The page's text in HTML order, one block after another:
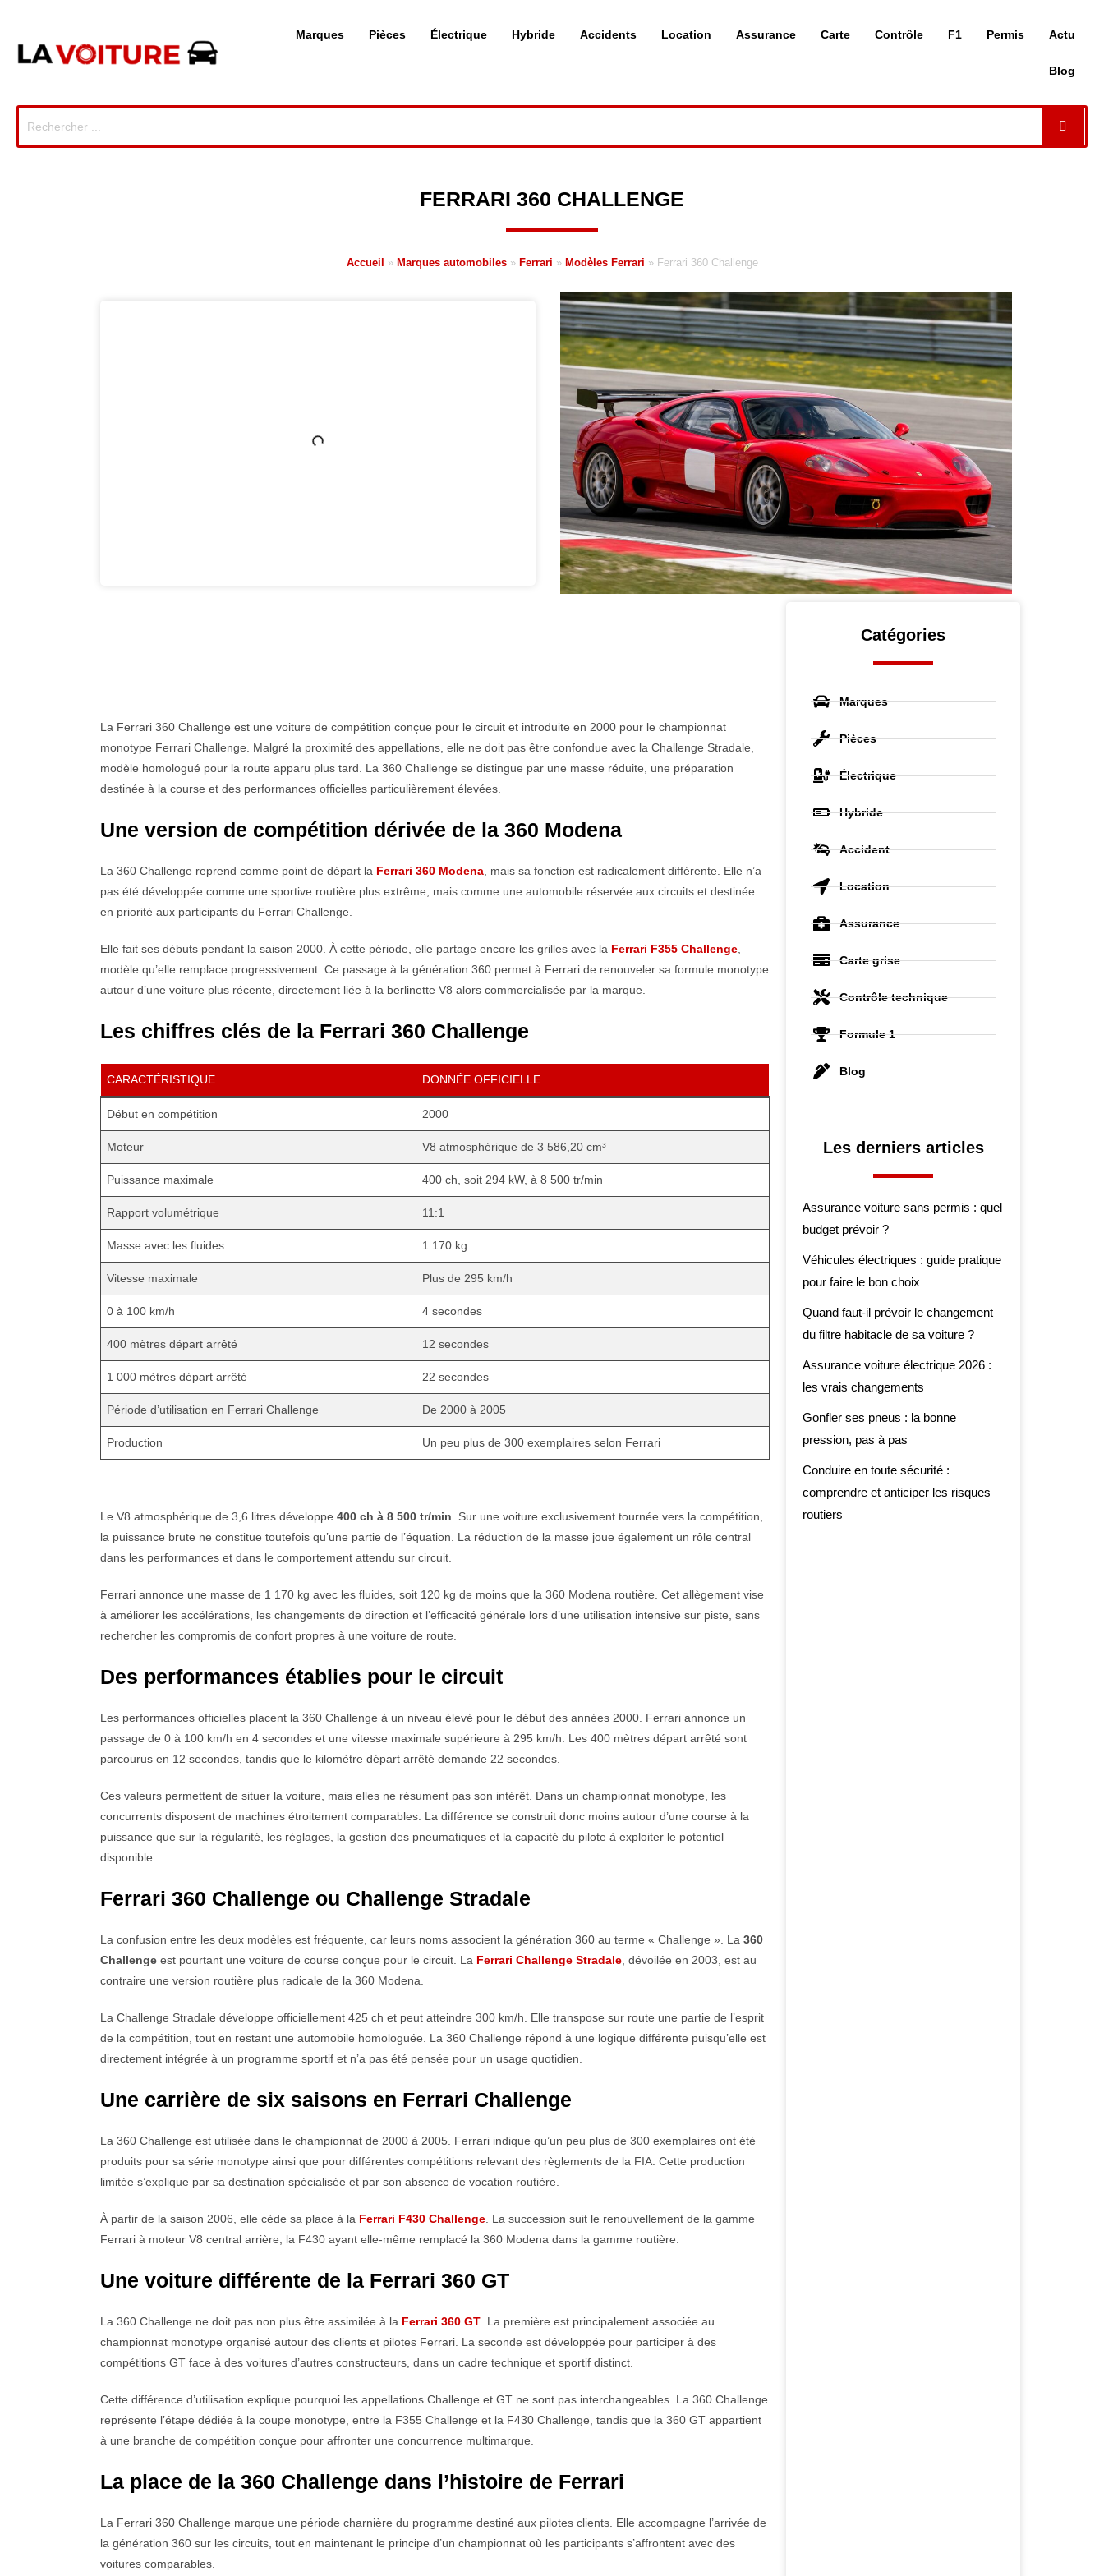
Marques Pièces Électrique Hybride Accidents Location Assurance Carte Contrôle F1 Permis Actu
Blog
FERRARI 360 CHALLENGE
Accueil » Marques automobiles » Ferrari » Modèles Ferrari » Ferrari 360 Challenge
La Ferrari 360 Challenge est une voiture de compétition conçue pour le circuit et introduite en 2000 pour le championnat
monotype Ferrari Challenge. Malgré la proximité des appellations, elle ne doit pas être confondue avec la Challenge Stradale,
modèle homologué pour la route apparu plus tard. La 360 Challenge se distingue par une masse réduite, une préparation
destinée à la course et des performances officielles particulièrement élevées.
Une version de compétition dérivée de la 360 Modena
La 360 Challenge reprend comme point de départ la Ferrari 360 Modena , mais sa fonction est radicalement différente. Elle n’a
pas été développée comme une sportive routière plus extrême, mais comme une automobile réservée aux circuits et destinée
en priorité aux participants du Ferrari Challenge.
Elle fait ses débuts pendant la saison 2000. À cette période, elle partage encore les grilles avec la Ferrari F355 Challenge
modèle qu’elle remplace progressivement. Ce passage à la génération 360 permet à Ferrari de renouveler sa formule monotype
autour d’une voiture plus récente, directement liée à la berlinette V8 alors commercialisée par la marque.
Les chiffres clés de la Ferrari 360 Challenge
CARACTÉRISTIQUE DONNÉE OFFICIELLE
Début en compétition 2000
Moteur V8 atmosphérique de 3 586,20 cm³
Puissance maximale 400 ch, soit 294 kW, à 8 500 tr/min
Rapport volumétrique 11:1
Masse avec les fluides 1 170 kg
Vitesse maximale Plus de 295 km/h
0 à 100 km/h 4 secondes
400 mètres départ arrêté 12 secondes
1 000 mètres départ arrêté 22 secondes
Période d’utilisation en Ferrari Challenge De 2000 à 2005
Production Un peu plus de 300 exemplaires selon Ferrari
Le V8 atmosphérique de 3,6 litres développe 400 ch à 8 500 tr/min. Sur une voiture exclusivement tournée vers la compétition,
la puissance brute ne constitue toutefois qu’une partie de l’équation. La réduction de la masse joue également un rôle central
dans les performances et dans le comportement attendu sur circuit.
Ferrari annonce une masse de 1 170 kg avec les fluides, soit 120 kg de moins que la 360 Modena routière. Cet allègement vise
à améliorer les accélérations, les changements de direction et l’efficacité générale lors d’une utilisation intensive sur piste, sans
rechercher les compromis de confort propres à une voiture de route.
Des performances établies pour le circuit
Les performances officielles placent la 360 Challenge à un niveau élevé pour le début des années 2000. Ferrari annonce un
passage de 0 à 100 km/h en 4 secondes et une vitesse maximale supérieure à 295 km/h. Les 400 mètres départ arrêté sont
parcourus en 12 secondes, tandis que le kilomètre départ arrêté demande 22 secondes.
Ces valeurs permettent de situer la voiture, mais elles ne résument pas son intérêt. Dans un championnat monotype, les
concurrents disposent de machines étroitement comparables. La différence se construit donc moins autour d’une course à la
puissance que sur la régularité, les réglages, la gestion des pneumatiques et la capacité du pilote à exploiter le potentiel
disponible.
Ferrari 360 Challenge ou Challenge Stradale
La confusion entre les deux modèles est fréquente, car leurs noms associent la génération 360 au terme « Challenge ». La 360
Challenge est pourtant une voiture de course conçue pour le circuit. La Ferrari Challenge Stradale, dévoilée en 2003, est au
contraire une version routière plus radicale de la 360 Modena.
La Challenge Stradale développe officiellement 425 ch et peut atteindre 300 km/h. Elle transpose sur route une partie de l’esprit
de la compétition, tout en restant une automobile homologuée. La 360 Challenge répond à une logique différente puisqu’elle est
directement intégrée à un programme sportif et n’a pas été pensée pour un usage quotidien.
Une carrière de six saisons en Ferrari Challenge
La 360 Challenge est utilisée dans le championnat de 2000 à 2005. Ferrari indique qu’un peu plus de 300 exemplaires ont été
produits pour sa série monotype ainsi que pour différentes compétitions relevant des règlements de la FIA. Cette production
limitée s’explique par sa destination spécialisée et par son absence de vocation routière.
À partir de la saison 2006, elle cède sa place à la Ferrari F430 Challenge. La succession suit le renouvellement de la gamme
Ferrari à moteur V8 central arrière, la F430 ayant elle-même remplacé la 360 Modena dans la gamme routière.
Une voiture différente de la Ferrari 360 GT
La 360 Challenge ne doit pas non plus être assimilée à la Ferrari 360 GT. La première est principalement associée au
championnat monotype organisé autour des clients et pilotes Ferrari. La seconde est développée pour participer à des
compétitions GT face à des voitures d’autres constructeurs, dans un cadre technique et sportif distinct.
Cette différence d’utilisation explique pourquoi les appellations Challenge et GT ne sont pas interchangeables. La 360 Challenge
représente l’étape dédiée à la coupe monotype, entre la F355 Challenge et la F430 Challenge, tandis que la 360 GT appartient
à une branche de compétition conçue pour affronter une concurrence multimarque.
La place de la 360 Challenge dans l’histoire de Ferrari
La Ferrari 360 Challenge marque une période charnière du programme destiné aux pilotes clients. Elle accompagne l’arrivée de
la génération 360 sur les circuits, tout en maintenant le principe d’un championnat où les participants s’affrontent avec des
voitures comparables.
Catégories
Marques
Pièces
Électrique
Hybride
Accident
Location
Assurance
Carte grise
Contrôle technique
Formule 1
Blog
Les derniers articles
Assurance voiture sans permis : quel
budget prévoir ?
Véhicules électriques : guide pratique
pour faire le bon choix
Quand faut-il prévoir le changement
du filtre habitacle de sa voiture ?
Assurance voiture électrique 2026 :
les vrais changements
Gonfler ses pneus : la bonne
pression, pas à pas
Conduire en toute sécurité :
comprendre et anticiper les risques
routiers